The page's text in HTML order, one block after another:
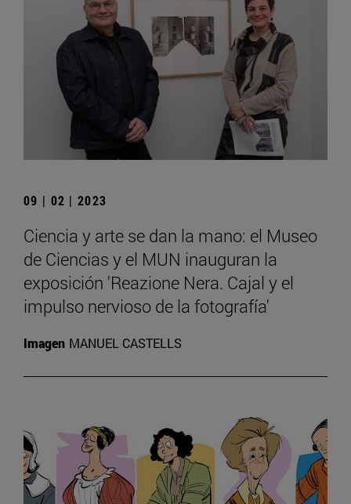
09 | 02 | 2023
Ciencia y arte se dan la mano: el Museo
de Ciencias y el MUN inauguran la
exposición 'Reazione Nera. Cajal y el
impulso nervioso de la fotografía'
Imagen MANUEL CASTELLS